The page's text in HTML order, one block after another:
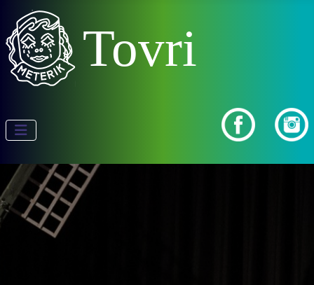
Tovri